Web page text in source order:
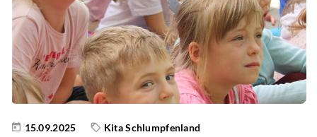
15.09.2025 Kita Schlumpfenland